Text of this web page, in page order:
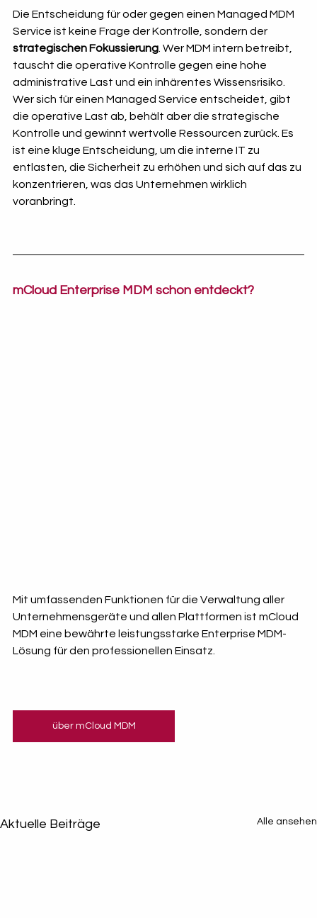
Die Entscheidung für oder gegen einen Managed MDM
Service ist keine Frage der Kontrolle, sondern der
strategischen Fokussierung . Wer MDM intern betreibt,
tauscht die operative Kontrolle gegen eine hohe
administrative Last und ein inhärentes Wissensrisiko.
Wer sich für einen Managed Service entscheidet, gibt
die operative Last ab, behält aber die strategische
Kontrolle und gewinnt wertvolle Ressourcen zurück. Es
ist eine kluge Entscheidung, um die interne IT zu
entlasten, die Sicherheit zu erhöhen und sich auf das zu
konzentrieren, was das Unternehmen wirklich
voranbringt.
mCloud Enterprise MDM schon entdeckt?
Mit umfassenden Funktionen für die Verwaltung aller
Unternehmensgeräte und allen Plattformen ist mCloud
MDM eine bewährte leistungsstarke Enterprise MDM-
Lösung für den professionellen Einsatz.
über mCloud MDM
Aktuelle Beiträge Alle ansehen